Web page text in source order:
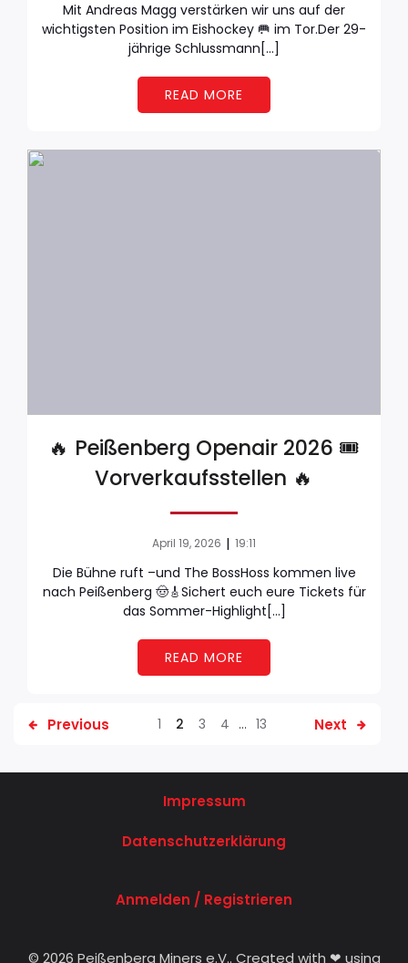
Mit Andreas Magg verstärken wir uns auf der
wichtigsten Position im Eishockey 🥅 im Tor.Der 29-
jährige Schlussmann[…]
READ MORE
🔥 Peißenberg Openair 2026 🎟️
Vorverkaufsstellen 🔥
April 19, 2026 | 19:11
Die Bühne ruft –und The BossHoss kommen live
nach Peißenberg 🤠🎸Sichert euch eure Tickets für
das Sommer-Highlight[…]
READ MORE
Previous 1 2 3 4 … 13 Next
Impressum
Datenschutzerklärung
Anmelden / Registrieren
© 2026 Peißenberg Miners e.V.. Created with ❤ using